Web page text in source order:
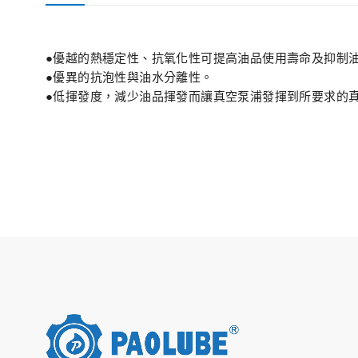
●優越的熱穩定性、抗氧化性可提高油品使用壽命及抑制
●優異的抗泡性與油水分離性。
●低揮發度，減少油品揮發而讓真空泵浦發揮到所要求的